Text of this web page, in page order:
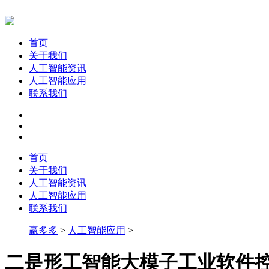
首页
关于我们
人工智能资讯
人工智能应用
联系我们
首页
关于我们
人工智能资讯
人工智能应用
联系我们
赢多多 > 人工智能应用 >
二是形工智能大模子工业软件